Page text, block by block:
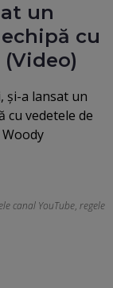
un
cu
şi-a lansat un
cu vedetele de
canal YouTube, regele